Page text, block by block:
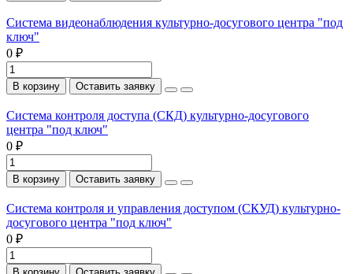
Система видеонаблюдения культурно-досугового центра "под
ключ"
0 ₽
В корзину Оставить заявку
Система контроля доступа (СКД) культурно-досугового
центра "под ключ"
0 ₽
В корзину Оставить заявку
Система контроля и управления доступом (СКУД) культурно-
досугового центра "под ключ"
0 ₽